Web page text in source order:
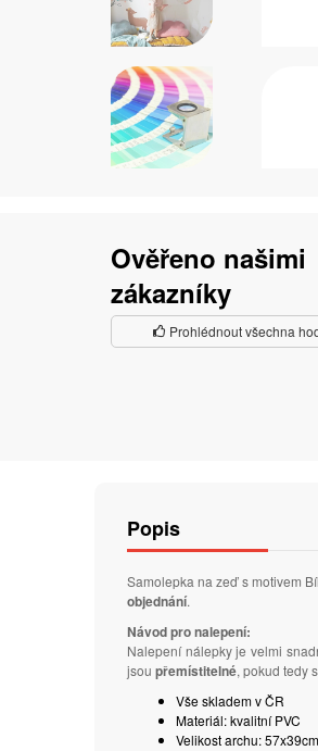
Ověřeno našimi
zákazníky
Prohlédnout všechna
Popis
Samolepka na zeď s motivem
objednání.
Návod pro nalepení:
Nalepení nálepky je velmi
jsou přemístitelné, pokud tedy
Vše skladem v ČR
Materiál: kvalitní PVC
Velikost archu: 57x39cm